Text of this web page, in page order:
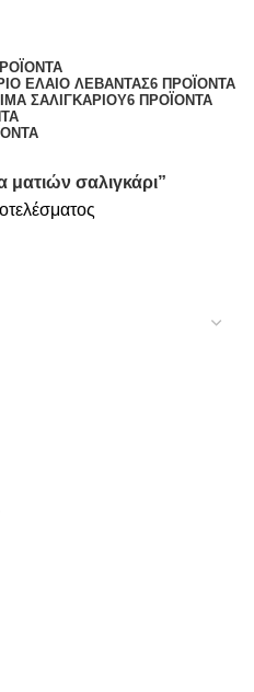
ΈΛΑΙΟ ΛΕΒΆΝΤΑΣ6 ΠΡΟΪΌΝΤΑ
ΣΑΛΙΓΚΑΡΙΟΎ6 ΠΡΟΪΌΝΤΑ
ματιών σαλιγκάρι”